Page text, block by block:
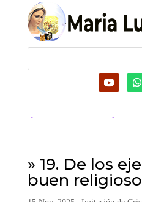
» 19. De los
buen religioso